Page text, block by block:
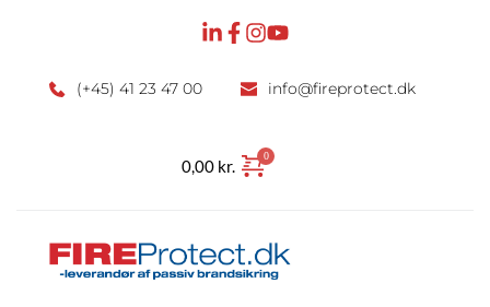
(+45) 41 23 47 00 info@fireprotect.dk
0,00 kr.